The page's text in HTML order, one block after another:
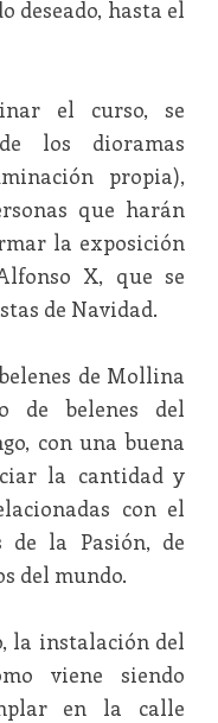
deseado, hasta el
el curso, se
los dioramas
propia),
que harán
la exposición
X, que se
de Navidad.
de Mollina
de belenes del
con una buena
la cantidad y
con el
de la Pasión, de
del mundo.
la instalación del
viene siendo
en la calle